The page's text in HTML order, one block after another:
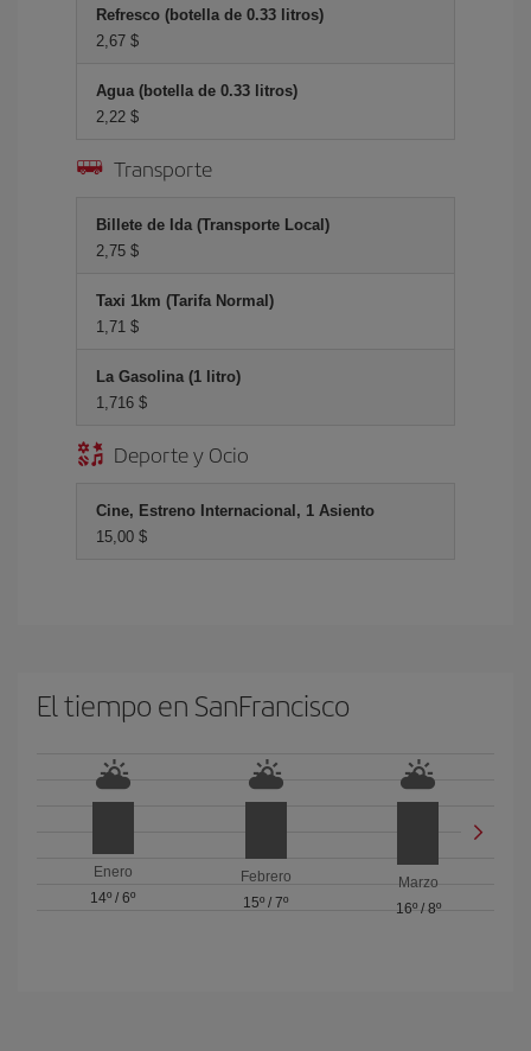
Refresco (botella de 0.33 litros)
2,67 $
Agua (botella de 0.33 litros)
2,22 $
Transporte
Billete de Ida (Transporte Local)
2,75 $
Taxi 1km (Tarifa Normal)
1,71 $
La Gasolina (1 litro)
1,716 $
Deporte y Ocio
Cine, Estreno Internacional, 1 Asiento
15,00 $
El tiempo en SanFrancisco
Enero
14º /6º
Febrero
15º / 7º
Marzo
16º/ 8º